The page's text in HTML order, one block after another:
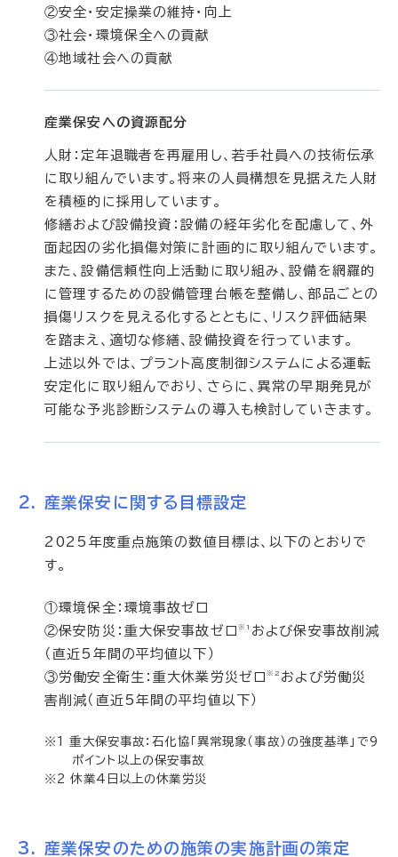
②安全・安定操業の維持・向上
③社会・環境保全への貢献
④地域社会への貢献
産業保安への資源配分
人財：定年退職者を再雇用し、若手社員への技術伝承
に取り組んでいます。将来の人員構想を見据えた人財
を積極的に採用しています。
修繕および設備投資：設備の経年劣化を配慮して、外
面起因の劣化損傷対策に計画的に取り組んでいます。
また、設備信頼性向上活動に取り組み、設備を網羅的
に管理するための設備管理台帳を整備し、部品ごとの
損傷リスクを見える化するとともに、リスク評価結果
を踏まえ、適切な修繕、設備投資を行っています。
上述以外では、プラント高度制御システムによる運転
安定化に取り組んでおり、さらに、異常の早期発見が
可能な予兆診断システムの導入も検討していきます。
産業保安に関する目標設定
2025年度重点施策の数値目標は、以下のとおりで
す。
①環境保全：環境事故ゼロ
②保安防災：重大保安事故ゼロ ※1 および保安事故削減
（直近5年間の平均値以下）
③労働安全衛生：重大休業労災ゼロ ※2 および労働災
害削減（直近5年間の平均値以下）
※1 重大保安事故：石化協「異常現象（事故）の強度基準」で9
ポイント以上の保安事故
※2 休業4日以上の休業労災
産業保安のための施策の実施計画の策定